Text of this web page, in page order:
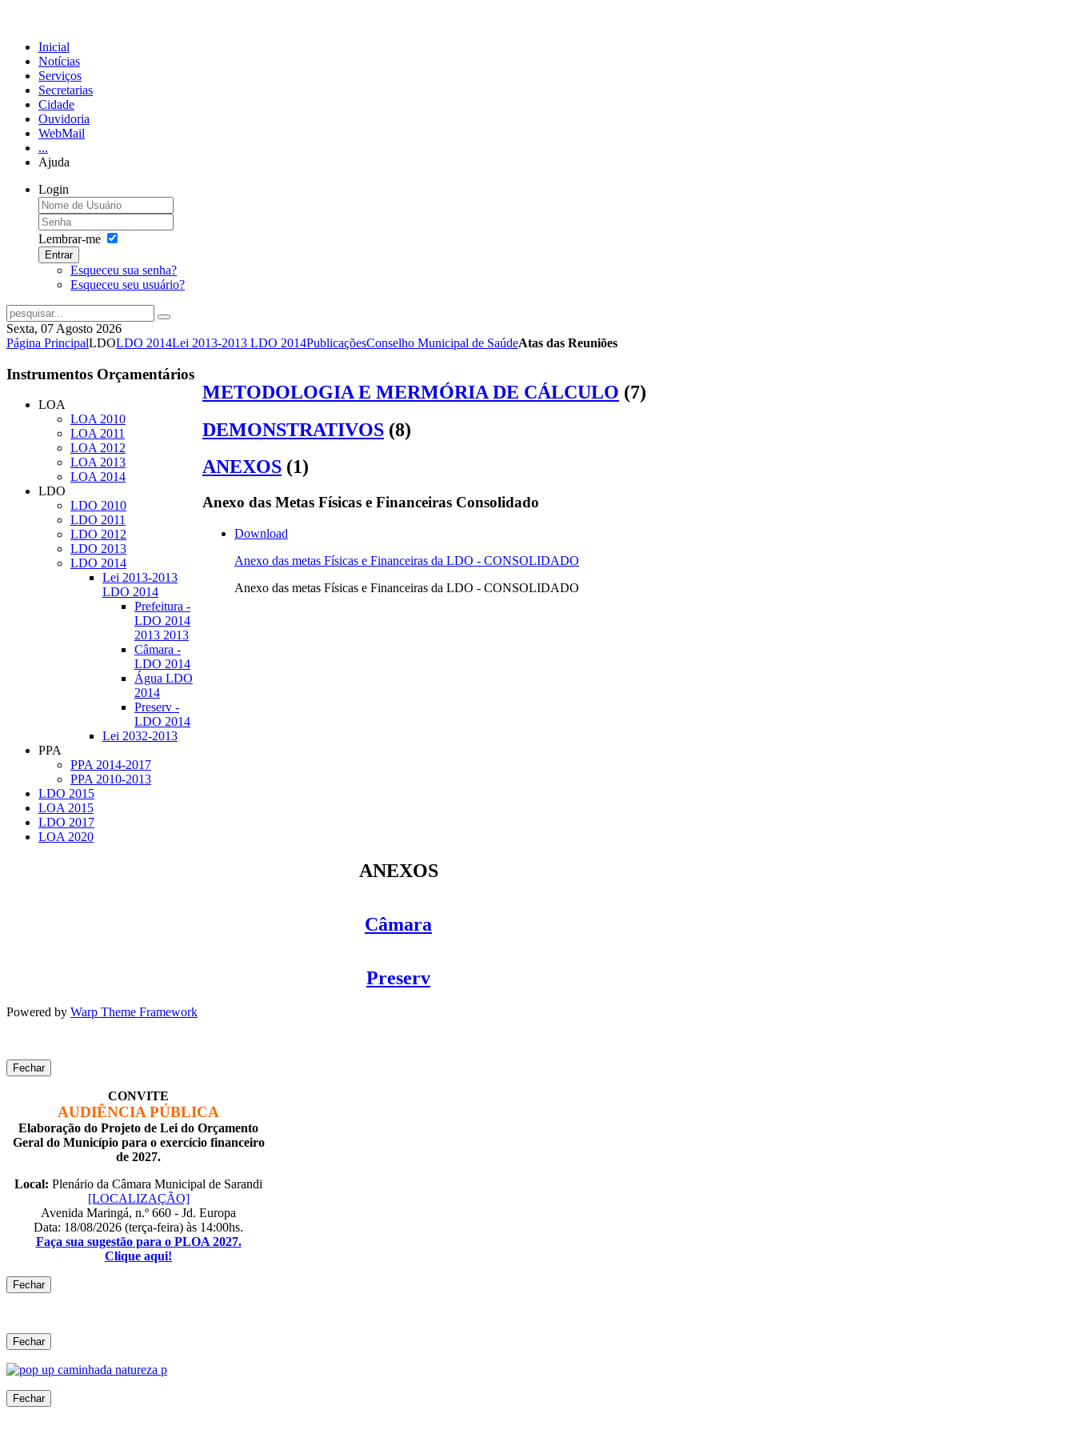
Inicial
Notícias
Serviços
Secretarias
Cidade
Ouvidoria
WebMail
...
Ajuda
Login
Lembrar-me
Entrar
Esqueceu sua senha?
Esqueceu seu usuário?
Sexta, 07 Agosto 2026
Página PrincipalLDOLDO 2014Lei 2013-2013 LDO 2014PublicaçõesConselho Municipal de SaúdeAtas das Reuniões
METODOLOGIA E MERMÓRIA DE CÁLCULO (7)
DEMONSTRATIVOS (8)
ANEXOS (1)
Anexo das Metas Físicas e Financeiras Consolidado
Download
Anexo das metas Físicas e Financeiras da LDO - CONSOLIDADO
Anexo das metas Físicas e Financeiras da LDO - CONSOLIDADO
Instrumentos Orçamentários
LOA
LOA 2010
LOA 2011
LOA 2012
LOA 2013
LOA 2014
LDO
LDO 2010
LDO 2011
LDO 2012
LDO 2013
LDO 2014
Lei 2013-2013
LDO 2014
Prefeitura -
LDO 2014
2013 2013
Câmara -
LDO 2014
Água LDO
2014
Preserv -
LDO 2014
Lei 2032-2013
PPA
PPA 2014-2017
PPA 2010-2013
LDO 2015
LOA 2015
LDO 2017
LOA 2020
ANEXOS
Câmara
Preserv
Powered by Warp Theme Framework
Fechar
CONVITE
AUDIÊNCIA PÚBLICA
Elaboração do Projeto de Lei do Orçamento
Geral do Município para o exercício financeiro
de 2027.
Local: Plenário da Câmara Municipal de Sarandi
[LOCALIZAÇÃO]
Avenida Maringá, n.º 660 - Jd. Europa
Data: 18/08/2026 (terça-feira) às 14:00hs.
Faça sua sugestão para o PLOA 2027.
Clique aqui!
Fechar
Fechar
Fechar